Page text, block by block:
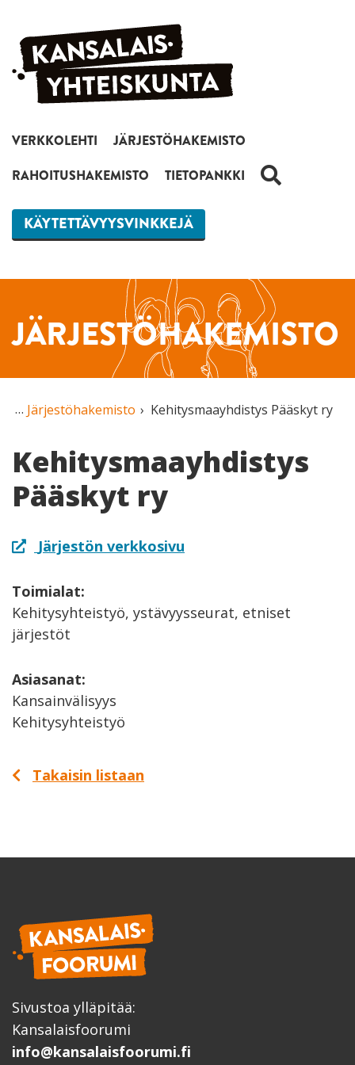
Siirry sisältöön
VERKKOLEHTI
JÄRJESTÖHAKEMISTO
RAHOITUSHAKEMISTO
TIETOPANKKI HAKU
KÄYTETTÄVYYSVINKKEJÄ
JÄRJESTÖHAKEMISTO
Järjestöhakemisto Kehitysmaayhdistys Pääskyt ry
Kehitysmaayhdistys
Pääskyt ry
Järjestön verkkosivu
Toimialat:
Kehitysyhteistyö, ystävyysseurat, etniset
järjestöt
Asiasanat:
Kansainvälisyys
Kehitysyhteistyö
Takaisin listaan
Sivustoa ylläpitää:
Kansalaisfoorumi
info@kansalaisfoorumi.fi